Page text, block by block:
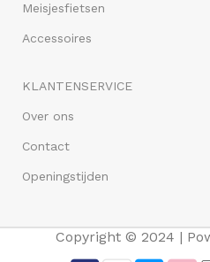
Meisjesfietsen
Accessoires
KLANTENSERVICE
Over ons
Contact
Openingstijden
Copyright © 2024 |